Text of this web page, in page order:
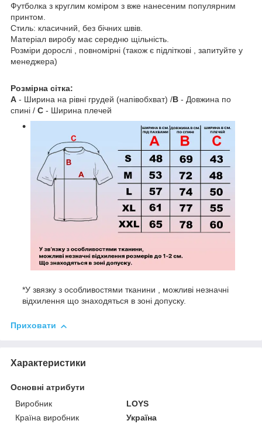
Футболка з круглим коміром з вже нанесеним популярним
принтом.
Стиль: класичний, без бічних швів.
Матеріал виробу має середню щільність.
Розміри дорослі , повномірні (також є підліткові , запитуйте у
менеджера)
Розмірна сітка:
A - Ширина на рівні грудей (напівобхват) /B - Довжина по
спині / C - Ширина плечей
*У звязку з особливостями тканини , можливі незначні
відхилення що знаходяться в зоні допуску.
Приховати
Характеристики
Основні атрибути
Виробник
LOYS
Країна виробник
Україна